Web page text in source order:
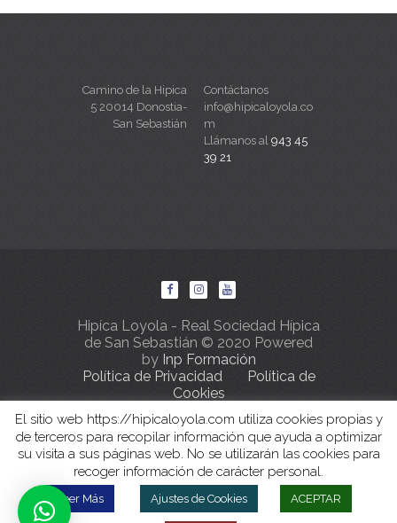
Camino de la Hipica
5 20014 Donostia-
San Sebastián
Contáctanos
info@hipicaloyola.co
m
Llámanos al 943 45
39 21
Hipíca Loyola - Real Sociedad Hípica
de San Sebastián © 2020 Powered
by Inp Formación
Política de Privacidad
Política de
Cookies
El sitio web https://hipicaloyola.com utiliza cookies propias y
de terceros para recopilar información que ayuda a optimizar
su visita a sus páginas web. No se utilizarán las cookies para
recoger información de carácter personal.
Leer Más Ajustes de Cookies ACEPTAR